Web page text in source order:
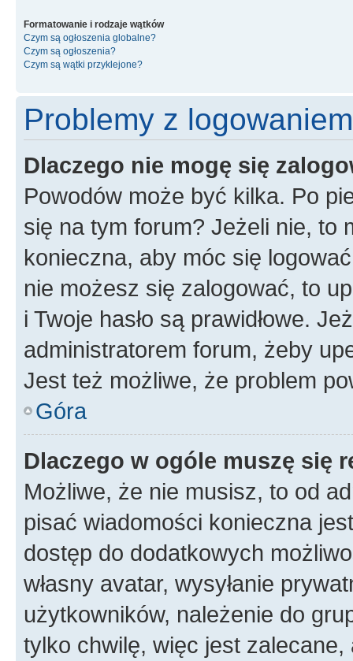
Formatowanie i rodzaje wątków
Czym są ogłoszenia globalne?
Czym są ogłoszenia?
Czym są wątki przyklejone?
Problemy z
Dlaczego nie mogę się
Powodów może być kilka. Po
się na tym forum? Jeżeli nie, to
konieczna, aby móc się
nie możesz się zalogować, to
i Twoje hasło są prawidłowe.
administratorem forum, żeby
Jest też możliwe, że problem
Góra
Dlaczego w ogóle muszę się
Możliwe, że nie musisz, to od
pisać wiadomości konieczna
dostęp do dodatkowych
własny avatar, wysyłanie
użytkowników, należenie do
tylko chwilę, więc jest zalecane,